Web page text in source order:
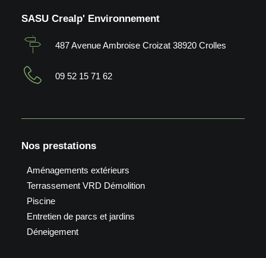
SASU Crealp' Environnement
487 Avenue Ambroise Croizat 38920 Crolles
09 52 15 71 62
Nos prestations
Aménagements extérieurs
Terrassement VRD Démolition
Piscine
Entretien de parcs et jardins
Déneigement